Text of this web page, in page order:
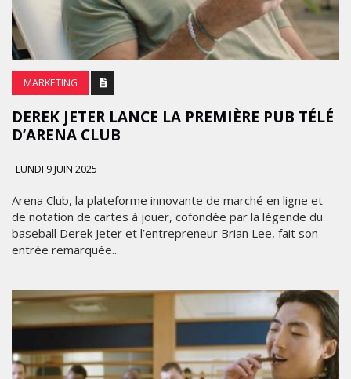
MARKETING
DEREK JETER LANCE LA PREMIÈRE PUB TÉLÉ
D’ARENA CLUB
LUNDI 9 JUIN 2025
Arena Club, la plateforme innovante de marché en ligne et
de notation de cartes à jouer, cofondée par la légende du
baseball Derek Jeter et l’entrepreneur Brian Lee, fait son
entrée remarquée...